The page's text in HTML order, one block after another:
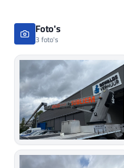
Foto's
3 foto's